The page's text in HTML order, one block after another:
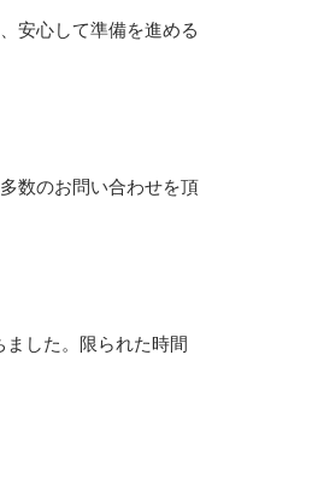
安心して準備を進める
数のお問い合わせを頂
した。限られた時間